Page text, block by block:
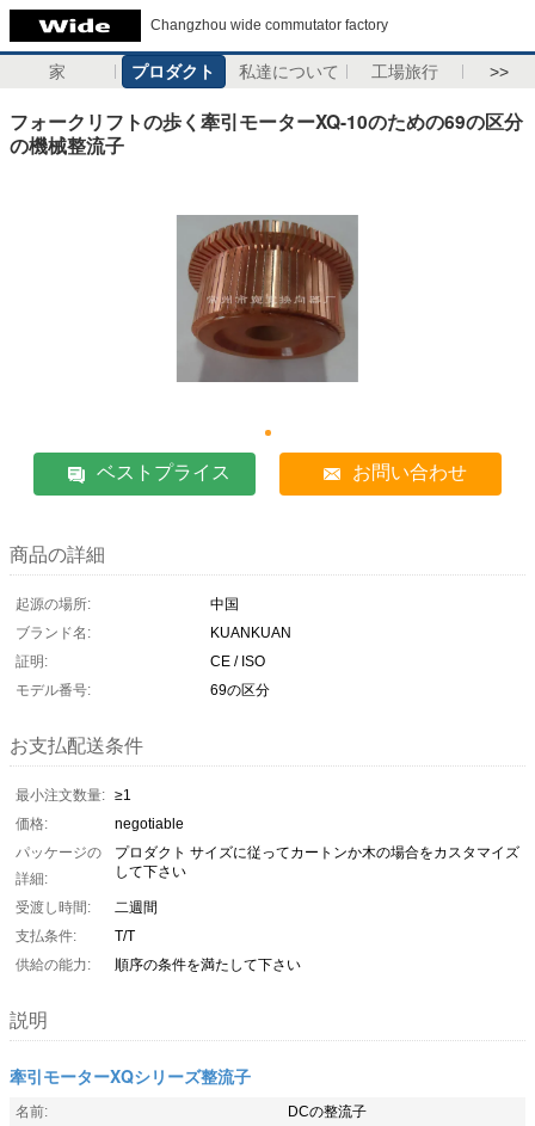
Changzhou wide commutator factory
家 プロダクト 私達について 工場旅行 >>
フォークリフトの歩く牽引モーターXQ-10のための69の区分
の機械整流子
ベストプライス お問い合わせ
商品の詳細
起源の場所:
中国
ブランド名:
KUANKUAN
証明:
CE / ISO
モデル番号:
69の区分
お支払配送条件
最小注文数量: ≥1
価格:
negotiable
パッケージの
詳細:
プロダクト サイズに従ってカートンか木の場合をカスタマイズ
して下さい
受渡し時間:
二週間
支払条件:
T/T
供給の能力:
順序の条件を満たして下さい
説明
牽引モーターXQシリーズ整流子
名前:
DCの整流子